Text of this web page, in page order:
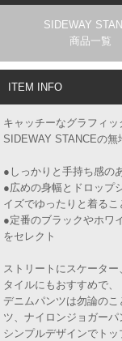
SIDEWAY
商品一覧
ITEM INFO
キャッチーなグラフィッ
SIDEWAY STANCEの無
●しっかりと手持ち感の
●広めの身幅とドロップ
イズでゆったりと着るこ
●定番のブラックやホワ
をセレクト
ストリートにスケータ
タイルにもおすすめで、
デニムパンツは勿論の
ツ、ナイロンジョガーパ
シンプルデザインでト